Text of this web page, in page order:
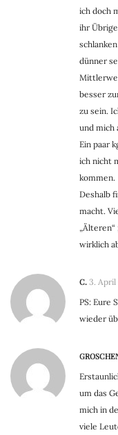
ich doch
ihr
dünner
besser
zu sein.
und mich
Ein paar
ich nicht
kommen.
Deshalb
macht.
wirklich
C. 3. April
PS: Eure
wieder
um das
mich in
viele